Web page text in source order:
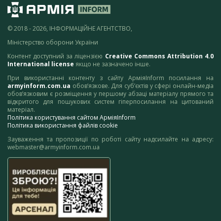
© 2018 - 2026, ІНФОРМАЦІЙНЕ АГЕНТСТВО,
Міністерство оборони України
Контент доступний за ліцензією Creative Commons Attribution 4.0
International license якщо не зазначено інше.
При використанні контенту з сайту АрміяInform посилання на
armyinform.com.ua обов’язкове. Для суб’єктів у сфері онлайн-медіа
обов’язковим є розміщення у першому абзаці матеріалу прямого та
відкритого для пошукових систем гіперпосилання на цитований
матеріал.
Політика користування сайтом АрміяInform
Політика використання файлів cookie
Зауваження та пропозиції по роботі сайту надсилайте на адресу:
webmaster@armyinform.com.ua